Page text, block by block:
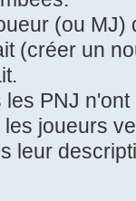
(ou
(créer un
PNJ
joueurs
leur